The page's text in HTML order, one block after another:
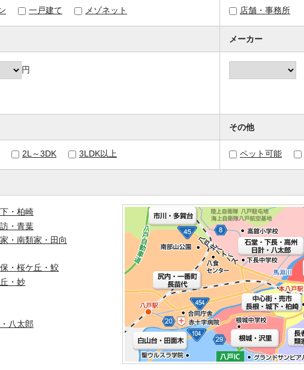
一戸建て メゾネット 店舗・事務所
メーカー
円
その他
2L～3DK 3LDK以上 ペット可能
・柏崎
・青葉
・南類家・田向
・桜ケ丘・鮫
・妙
八太郎